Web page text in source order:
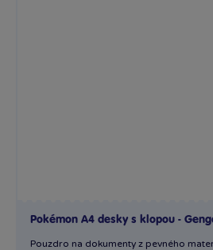
Pokémon A4 desky s klopou -
Pouzdro na dokumenty z pevného